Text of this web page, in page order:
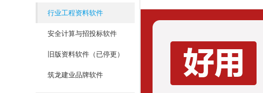
行业工程资料软件
安全计算与招投标软件
旧版资料软件（已停更）
筑龙建业品牌软件